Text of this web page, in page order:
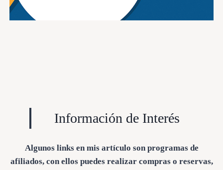
Información de Interés
Algunos links en mis artículo son programas de
afiliados, con ellos puedes realizar compras o reservas,